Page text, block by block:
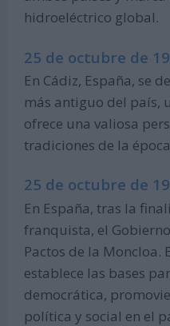
hidroeléctrico global.
25 de octubre de
En Cádiz, España, se
más antiguo del país,
ofrece una valiosa
tradiciones de la
25 de octubre de
En España, tras la
franquista, el
Pactos de la Moncloa.
establece las bases
democrática,
política y social en el